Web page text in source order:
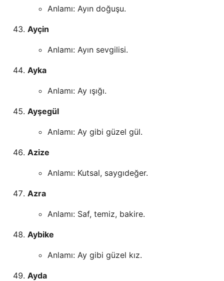
Anlamı: Ayın doğuşu.
Ayçin
Anlamı: Ayın sevgilisi.
Ayka
Anlamı: Ay ışığı.
Ayşegül
Anlamı: Ay gibi güzel gül.
Azize
Anlamı: Kutsal, saygıdeğer.
Azra
Anlamı: Saf, temiz, bakire.
Aybike
Anlamı: Ay gibi güzel kız.
Ayda